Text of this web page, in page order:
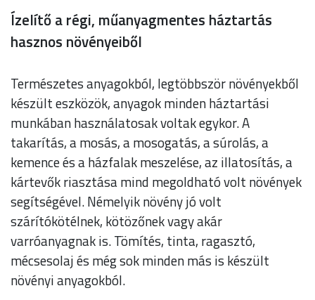
Ízelítő a régi, műanyagmentes háztartás
hasznos növényeiből
Természetes anyagokból, legtöbbször növényekből
készült eszközök, anyagok minden háztartási
munkában használatosak voltak egykor. A
takarítás, a mosás, a mosogatás, a súrolás, a
kemence és a házfalak meszelése, az illatosítás, a
kártevők riasztása mind megoldható volt növények
segítségével. Némelyik növény jó volt
szárítókötélnek, kötözőnek vagy akár
varróanyagnak is. Tömítés, tinta, ragasztó,
mécsesolaj és még sok minden más is készült
növényi anyagokból.